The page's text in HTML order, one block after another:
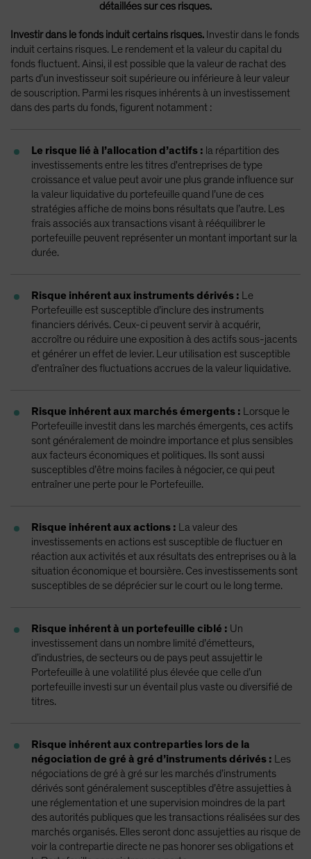
détaillées sur ces risques.
Investir dans le fonds induit certains risques. Investir dans le fonds
induit certains risques. Le rendement et la valeur du capital du
fonds fluctuent. Ainsi, il est possible que la valeur de rachat des
parts d’un investisseur soit supérieure ou inférieure à leur valeur
de souscription. Parmi les risques inhérents à un investissement
dans des parts du fonds, figurent notamment :
Le risque lié à l’allocation d’actifs : la répartition des
investissements entre les titres d'entreprises de type
croissance et value peut avoir une plus grande influence sur
la valeur liquidative du portefeuille quand l’une de ces
stratégies affiche de moins bons résultats que l’autre. Les
frais associés aux transactions visant à rééquilibrer le
portefeuille peuvent représenter un montant important sur la
durée.
Risque inhérent aux instruments dérivés : Le
Portefeuille est susceptible d’inclure des instruments
financiers dérivés. Ceux-ci peuvent servir à acquérir,
accroître ou réduire une exposition à des actifs sous-jacents
et générer un effet de levier. Leur utilisation est susceptible
d’entraîner des fluctuations accrues de la valeur liquidative.
Risque inhérent aux marchés émergents :
Lorsque le
Portefeuille investit dans les marchés émergents, ces actifs
sont généralement de moindre importance et plus sensibles
aux facteurs économiques et politiques. Ils sont aussi
susceptibles d’être moins faciles à négocier, ce qui peut
entraîner une perte pour le Portefeuille.
Risque inhérent aux actions : La valeur des
investissements en actions est susceptible de fluctuer en
réaction aux activités et aux résultats des entreprises ou à la
situation économique et boursière. Ces investissements sont
susceptibles de se déprécier sur le court ou le long terme.
Risque inhérent à un portefeuille ciblé : Un
investissement dans un nombre limité d’émetteurs,
d’industries, de secteurs ou de pays peut assujettir le
Portefeuille à une volatilité plus élevée que celle d’un
portefeuille investi sur un éventail plus vaste ou diversifié de
titres.
Risque inhérent aux contreparties lors de la
négociation de gré à gré d’instruments dérivés : Les
négociations de gré à gré sur les marchés d’instruments
dérivés sont généralement susceptibles d’être assujetties à
une réglementation et une supervision moindres de la part
des autorités publiques que les transactions réalisées sur des
marchés organisés. Elles seront donc assujetties au risque de
voir la contrepartie directe ne pas honorer ses obligations et